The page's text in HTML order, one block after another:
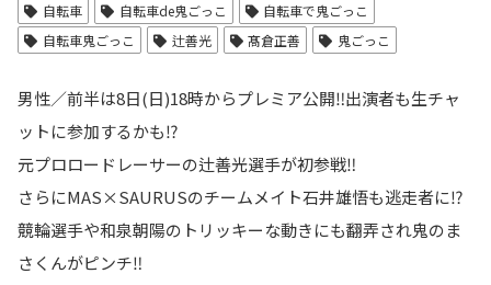
自転車
自転車de鬼ごっこ
自転車で鬼ごっこ
自転車鬼ごっこ
辻善光 髙倉正善 鬼ごっこ
男性／前半は8日(日)18時からプレミア公開‼️出演者も生チャ
ットに参加するかも⁉️
元プロロードレーサーの辻善光選手が初参戦‼️
さらにMAS×SAURUSのチームメイト石井雄悟も逃走者に⁉️
競輪選手や和泉朝陽のトリッキーな動きにも翻弄され鬼のま
さくんがピンチ‼️